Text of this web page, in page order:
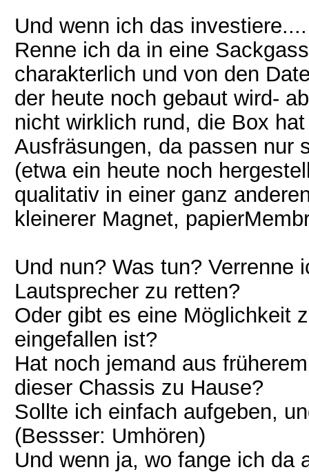
Und wenn ich das
Renne ich da in eine
charakterlich und von den
der heute noch gebaut wird-
nicht wirklich rund, die Box
Ausfräsungen, da passen nur
(etwa ein heute noch
qualitativ in einer ganz
kleinerer Magnet,
Und nun? Was tun? Verrenne
Lautsprecher zu retten?
Oder gibt es eine Möglichkeit
eingefallen ist?
Hat noch jemand aus
dieser Chassis zu Hause?
Sollte ich einfach aufgeben,
(Bessser: Umhören)
Und wenn ja, wo fange ich da